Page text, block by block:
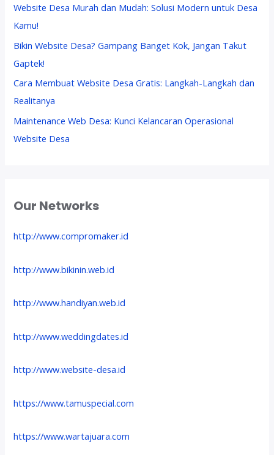
Website Desa Murah dan Mudah: Solusi Modern untuk Desa
Kamu!
Bikin Website Desa? Gampang Banget Kok, Jangan Takut
Gaptek!
Cara Membuat Website Desa Gratis: Langkah-Langkah dan
Realitanya
Maintenance Web Desa: Kunci Kelancaran Operasional
Website Desa
Our Networks
http://www.compromaker.id
http://www.bikinin.web.id
http://www.handiyan.web.id
http://www.weddingdates.id
http://www.website-desa.id
https://www.tamuspecial.com
https://www.wartajuara.com